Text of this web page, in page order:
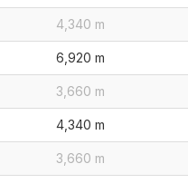
4,340 m
6,920 m
3,660 m
4,340 m
3,660 m